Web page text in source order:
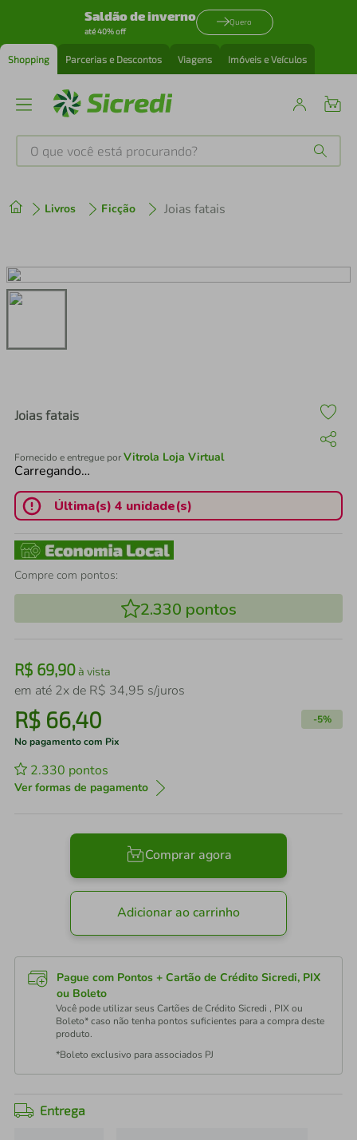
Saldão de inverno
até 40% off
Quero
Shopping Parcerias e Descontos Viagens Imóveis e Veículos
O que você está procurando?
Livros Ficção Joias fatais
Joias fatais
Fornecido e entregue porVitrola Loja Virtual
Carregando…
Última(s) 4 unidade(s)
Compre com pontos:
2.330 pontos
R$ 69,90à vista
em até 2x de R$ 34,95 s/juros
R$ 66,40 -5%
No pagamento com Pix
2.330 pontos
Ver formas de pagamento
Comprar agora
Adicionar ao carrinho
Pague com Pontos + Cartão de Crédito Sicredi, PIX
ou Boleto
Você pode utilizar seus Cartões de Crédito Sicredi , PIX ou
Boleto* caso não tenha pontos suficientes para a compra deste
produto.
*Boleto exclusivo para associados PJ
Entrega
2º cafeteira